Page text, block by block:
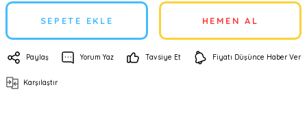
SEPETE EKLE HEMEN AL
Paylaş Yorum Yaz Tavsiye Et Fiyatı Düşünce Haber Ver
Karşılaştır